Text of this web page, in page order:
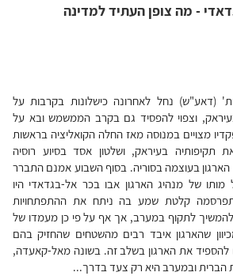
- מה צופן העתיד למדינה
(דאע"ש) נחל לאחרונה כישלונות בקרבות על
וצפוי להפסיד גם בקרב הממשמש ובא על
מצויים במנוסה מאז החלה הקואליציה בראשות
תקיפותיה בעיראק, ושלטון אסד בסיוע רוסיה
בעוצמה בסוריה. בסוף השבוע אמנם התברר
מותו של מנהיג הארגון אבו בכר אל-בגדאדי היו
קלטת שמע בה ניתח את ההתפתחויות
להמשיך לתקוף במערב, אך אף על פי כן מעמדו של
שהארגון איבד רבים מהשטחים שהחזיק בהם
להספיד את הארגון בשלב זה. בשונה מאל-קאעדה,
הברית ובמערב היא רק צעד בדרך...